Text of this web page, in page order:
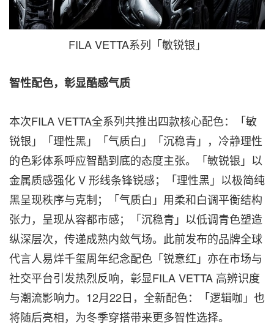
FILA VETTA系列「敏锐银」
智性配色，彰显酷感气质
本次FILA VETTA全系列共推出四款核心配色：「敏
锐银」「理性黑」「气质白」「沉稳青」，冷静理性
的色彩体系呼应智酷到底的态度主张。「敏锐银」以
金属质感强化 V 形线条锋锐感；「理性黑」以极简纯
黑呈现秩序与克制；「气质白」用柔和白调平衡结构
张力，呈现从容都市感；「沉稳青」以低调青色塑造
纵深层次，传递成熟内敛气场。此前发布的品牌全球
代言人易烊千玺周年纪念配色「锐意红」亦在市场与
社交平台引发热烈反响，彰显FILA VETTA 高辨识度
与潮流影响力。12月22日，全新配色：「逻辑咖」也
将随后亮相，为冬季穿搭带来更多智性选择。